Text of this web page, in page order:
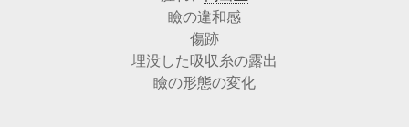
瞼の違和感
傷跡
埋没した吸収糸の露出
瞼の形態の変化